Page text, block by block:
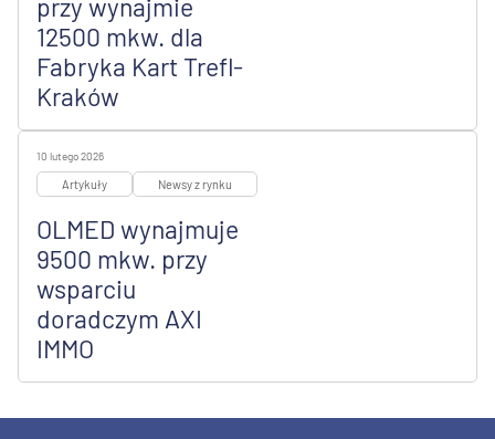
przy wynajmie
12500 mkw. dla
Fabryka Kart Trefl-
Kraków
10 lutego 2026
Artykuły Newsy z rynku
OLMED wynajmuje
9500 mkw. przy
wsparciu
doradczym AXI
IMMO